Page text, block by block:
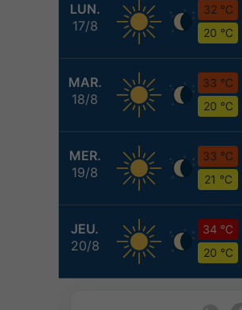
LUN.
17/8
32 °C
20 °C
MAR.
18/8
33 °C
20 °C
MER.
19/8
33 °C
21 °C
JEU.
20/8
34 °C
20 °C